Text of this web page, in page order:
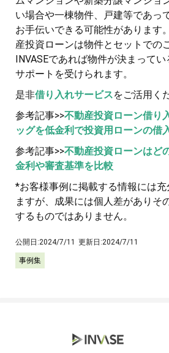
い場合や一棟物件、戸建等であっ
お手伝いできる可能性があります
産投資ローンは物件とセットでの
INVASEであれば物件が決まって
サポートを受けられます。
是非借り入れサービスをご活用く
参考記事>>不動産投資ローン借
ッグを低金利で投資用ローンの借
参考記事>>不動産投資ローンはど
金利や審査基準を比較
*お客様事例に掲載する情報には
ますが、成果には個人差がありそ
するものではありません。
公開日:2024/7/11 更新日:2024/7/11
事例集